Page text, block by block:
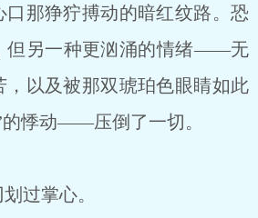
口那狰狞搏动的暗红纹路。恐
但另一种更汹涌的情绪——无
，以及被那双琥珀色眼睛如此
的悸动——压倒了一切。
过掌心。